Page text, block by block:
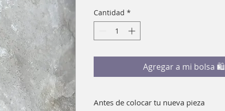
Cantidad *
Agregar a mi bolsa 🛍
Antes de colocar tu nueva pieza